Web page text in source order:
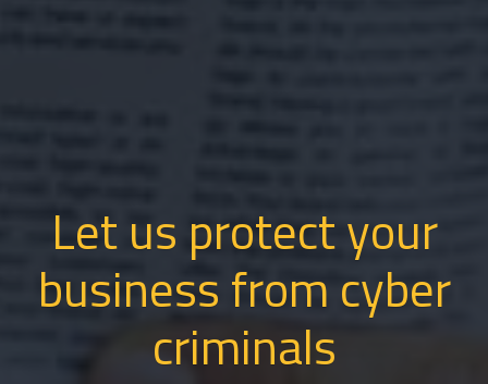
Let us protect your
business from cyber
criminals